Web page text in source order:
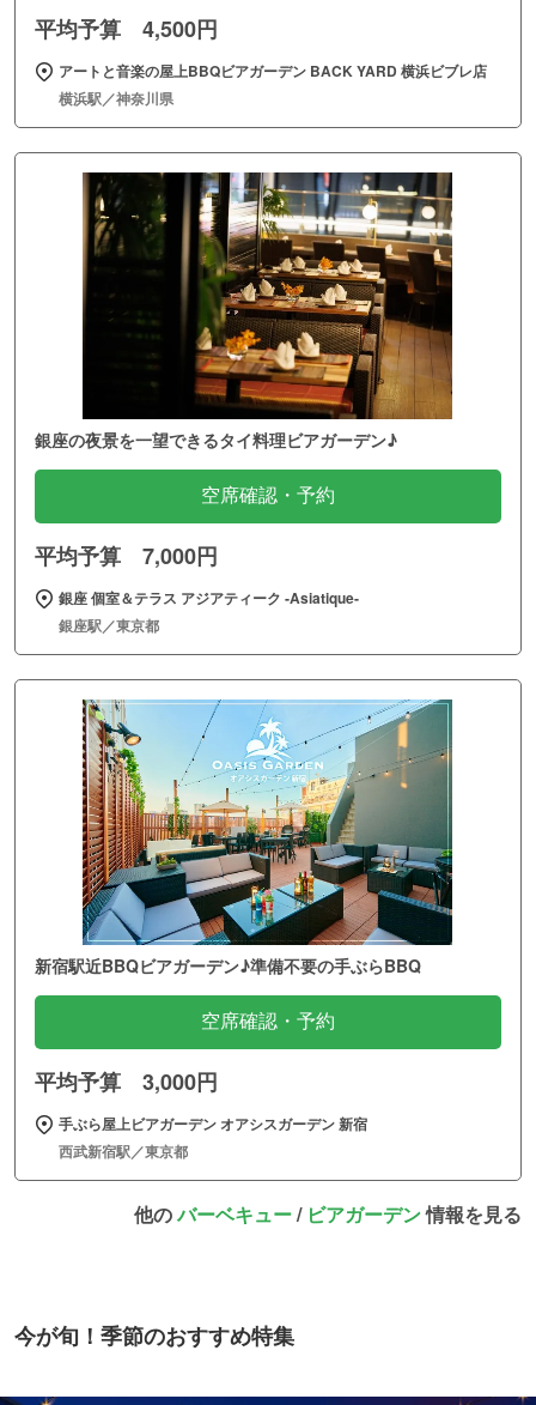
平均予算 4,500円
アートと音楽の屋上BBQビアガーデン BACK YARD 横浜ビブレ店
横浜駅／神奈川県
銀座の夜景を一望できるタイ料理ビアガーデン♪
空席確認・予約
平均予算 7,000円
銀座 個室＆テラス アジアティーク ‐Asiatique‐
銀座駅／東京都
新宿駅近BBQビアガーデン♪準備不要の手ぶらBBQ
空席確認・予約
平均予算 3,000円
手ぶら屋上ビアガーデン オアシスガーデン 新宿
西武新宿駅／東京都
他のバーベキュー/ ビアガーデン情報を見る
今が旬！季節のおすすめ特集